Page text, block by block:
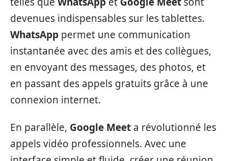
devenues indispensables sur les tablettes.
WhatsApp permet une communication
instantanée avec des amis et des collègues,
en envoyant des messages, des photos, et
en passant des appels gratuits grâce à une
connexion internet.
En parallèle, Google Meet a révolutionné les
appels vidéo professionnels. Avec une